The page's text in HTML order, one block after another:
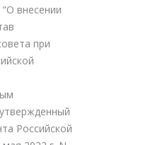
"О внесении
при
Российской